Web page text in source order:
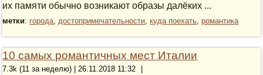
их памяти обычно возникают образы далёких ...
метки: города,достопримечательности,куда поехать,романтика
10 самых романтичных мест Италии
7.3k (11 за неделю) | 26.11.2018 11:32